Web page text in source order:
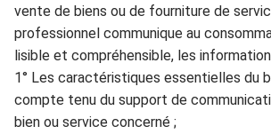
vente de biens ou de fourniture de
professionnel communique au
lisible et compréhensible, les
1° Les caractéristiques essentielles du
compte tenu du support de
bien ou service concerné ;